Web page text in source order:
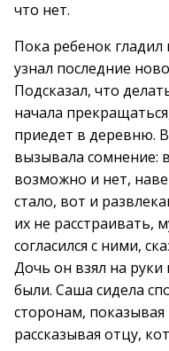
что нет.
Пока ребенок
узнал последние
Подсказал, что
начала
приедет в деревню.
вызывала сомнение:
возможно и нет,
стало, вот и
их не расстраивать,
согласился с ними,
Дочь он взял на руки
были. Саша сидела
сторонам,
рассказывая отцу,